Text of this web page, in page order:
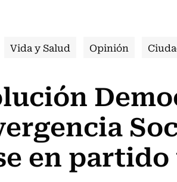
Vida y Salud Opinión
en